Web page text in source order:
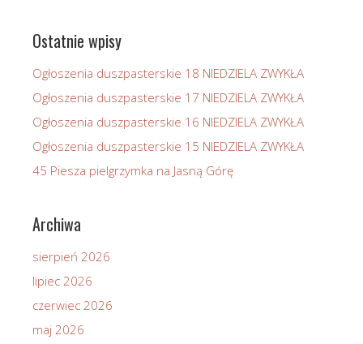
Ostatnie wpisy
Ogłoszenia duszpasterskie 18 NIEDZIELA ZWYKŁA
Ogłoszenia duszpasterskie 17 NIEDZIELA ZWYKŁA
Ogłoszenia duszpasterskie 16 NIEDZIELA ZWYKŁA
Ogłoszenia duszpasterskie 15 NIEDZIELA ZWYKŁA
45 Piesza pielgrzymka na Jasną Górę
Archiwa
sierpień 2026
lipiec 2026
czerwiec 2026
maj 2026